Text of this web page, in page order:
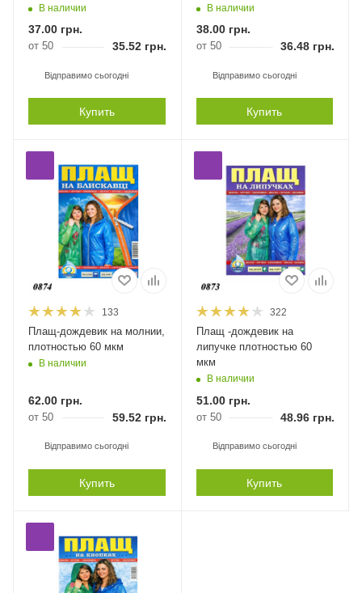
В наличии
37.00 грн.
от 50 35.52 грн.
Відправимо сьогодні
Купить
В наличии
38.00грн.
от 50 36.48грн.
Відправимо сьогодні
Купить
133
Плащ-дождевик на молнии,
плотностью 60 мкм
В наличии
62.00 грн.
от 50 59.52 грн.
Відправимо сьогодні
Купить
322
Плащ -дождевик на
липучке плотностью 60
мкм
В наличии
51.00грн.
от 50 48.96грн.
Відправимо сьогодні
Купить